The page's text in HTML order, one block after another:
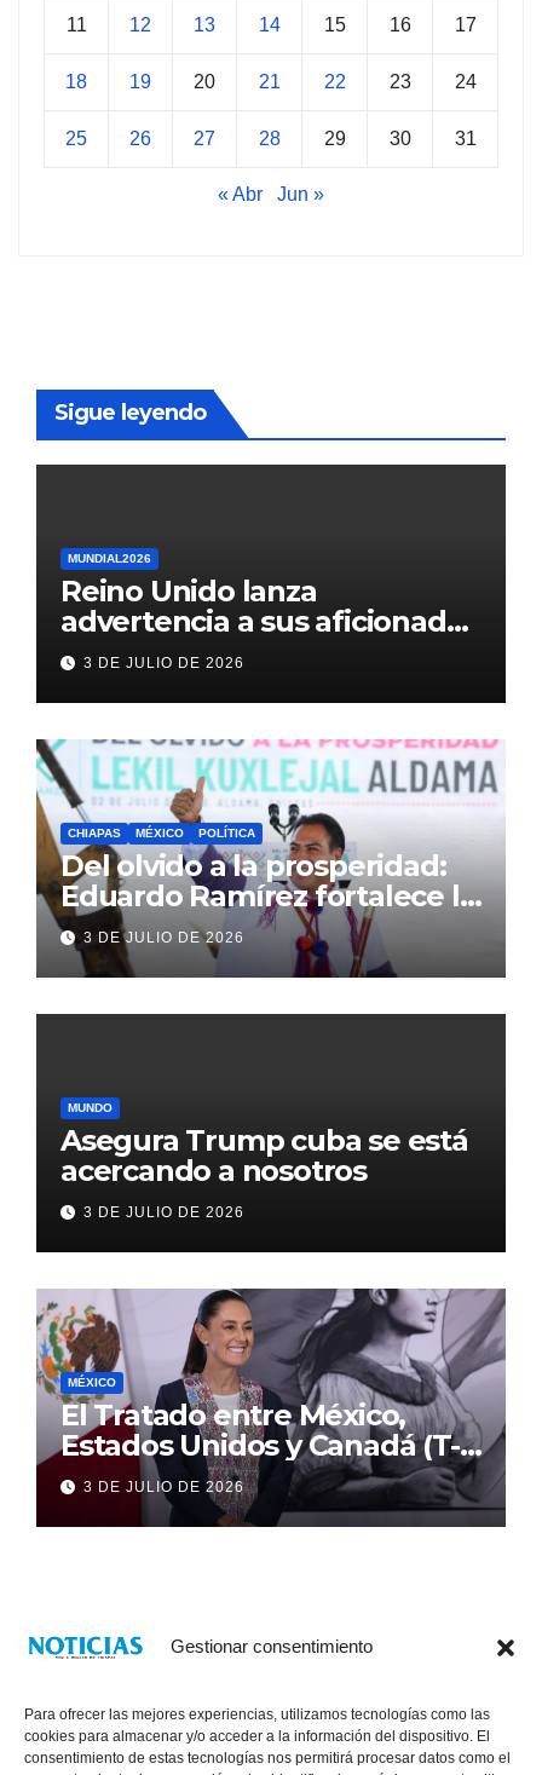
Gestionar consentimiento
Para ofrecer las mejores experiencias, utilizamos tecnologías como las
cookies para almacenar y/o acceder a la información del dispositivo. El
consentimiento de estas tecnologías nos permitirá procesar datos como el
11 12 13 14 15 16 17
18 19 20 21 22 23 24
25 26 27 28 29 30 31
« Abr Jun »
Sigue leyendo
MUNDIAL2026
Reino Unido lanza
advertencia a sus aficionados
antes del México vs
Inglaterra en el Mundial 2026
3 DE JULIO DE 2026
CHIAPAS MÉXICO POLÍTICA
Del olvido a la prosperidad:
Eduardo Ramírez fortalece la
transformación de Aldama
con inversión histórica
3 DE JULIO DE 2026
MUNDO
Asegura Trump cuba se está
acercando a nosotros
3 DE JULIO DE 2026
MÉXICO
El Tratado entre México,
Estados Unidos y Canadá (T-
MEC) se mantiene hasta el
2036: Presidenta Claudia
Sheinbaum
3 DE JULIO DE 2026